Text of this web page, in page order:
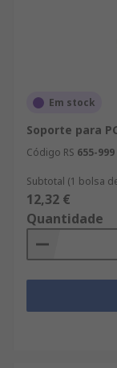
Em stock
Soporte para
Código RS 655-999
Subtotal (1 bolsa
12,32 €
Quantidade